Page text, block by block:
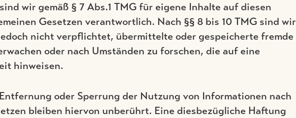
wir gemäß § 7 Abs.1 TMG für eigene Inhalte auf diesen
Gesetzen verantwortlich. Nach §§ 8 bis 10 TMG sind wir
nicht verpflichtet, übermittelte oder gespeicherte fremde
oder nach Umständen zu forschen, die auf eine
hinweisen.
oder Sperrung der Nutzung von Informationen nach
bleiben hiervon unberührt. Eine diesbezügliche Haftung